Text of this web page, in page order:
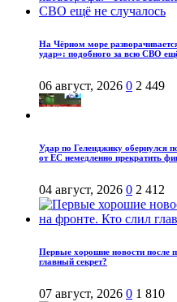
На Чёрном море
удар»: подобного за всю СВО
06 август, 2026 0 2 449
Удар по Геленджику обернулся
от ЕС немедленно прекратить
04 август, 2026 0 2 412
Первые хорошие новости после
главный секрет?
07 август, 2026 0 1 810